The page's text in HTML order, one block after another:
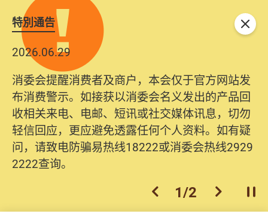
特別通告
2026.06.29
消委会提醒消费者及商户，本会仅于官方网站发
布消费警示。如接获以消委会名义发出的产品回
收相关来电、电邮、短讯或社交媒体讯息，切勿
轻信回应，更应避免透露任何个人资料。如有疑
问，请致电防骗易热线18222或消委会热线2929
2222查询。
上一个
1/2 下一个开
关闭